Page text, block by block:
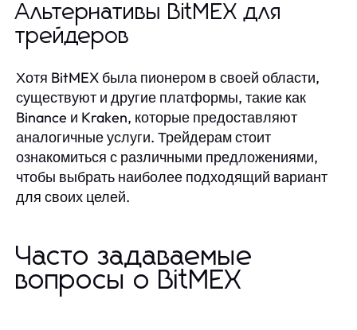
Альтернативы BitMEX для
трейдеров
Хотя BitMEX была пионером в своей области,
существуют и другие платформы, такие как
Binance и Kraken, которые предоставляют
аналогичные услуги. Трейдерам стоит
ознакомиться с различными предложениями,
чтобы выбрать наиболее подходящий вариант
для своих целей.
Часто задаваемые
вопросы о BitMEX